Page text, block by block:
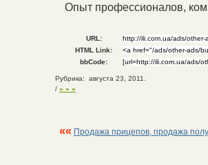
Опыт профессионалов,
URL:
HTML Link:
bbCode:
Рубрика: августа 23, 2011.
/ » » »
«« Продажа прицепов, продажа